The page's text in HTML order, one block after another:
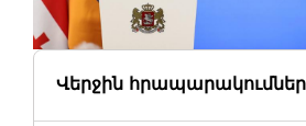
Վերջին